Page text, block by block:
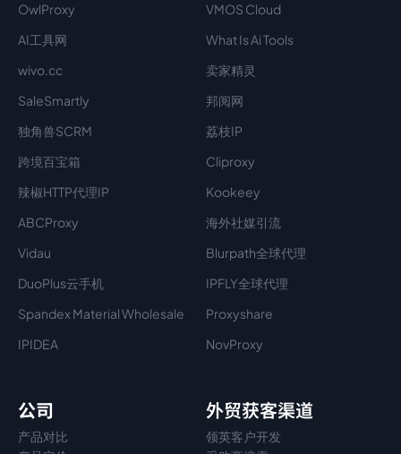
OwlProxy
VMOS Cloud
AI工具网
What Is Ai Tools
wivo.cc
卖家精灵
SaleSmartly
邦阅网
独角兽SCRM
荔枝IP
跨境百宝箱
Cliproxy
辣椒HTTP代理IP
Kookeey
ABCProxy
海外社媒引流
Vidau
Blurpath全球代理
DuoPlus云手机
IPFLY全球代理
Spandex Material Wholesale​
Proxyshare
IPIDEA
NovProxy
公司
产品对比
外贸获客渠道
领英客户开发